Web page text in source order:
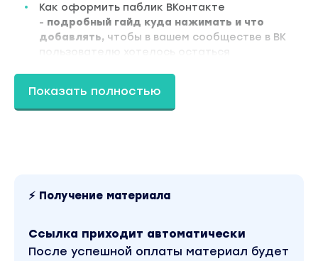
Как оформить паблик ВКонтакте
- подробный гайд куда нажимать и что
добавлять, чтобы в вашем сообществе в ВК
Статистика сообщества
какая метрика за что отвечает
ситуацию на рынке
Старт прогрева и запуск быстрых продаж
Показать полностью
⚡ Получение материала
Ссылка приходит автоматически
После успешной оплаты материал будет